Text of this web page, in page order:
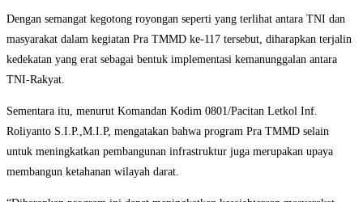
Dengan semangat kegotong royongan seperti yang terlihat antara TNI dan
masyarakat dalam kegiatan Pra TMMD ke-117 tersebut, diharapkan terjalin
kedekatan yang erat sebagai bentuk implementasi kemanunggalan antara
TNI-Rakyat.
Sementara itu, menurut Komandan Kodim 0801/Pacitan Letkol Inf.
Roliyanto S.I.P.,M.I.P, mengatakan bahwa program Pra TMMD selain
untuk meningkatkan pembangunan infrastruktur juga merupakan upaya
membangun ketahanan wilayah darat.